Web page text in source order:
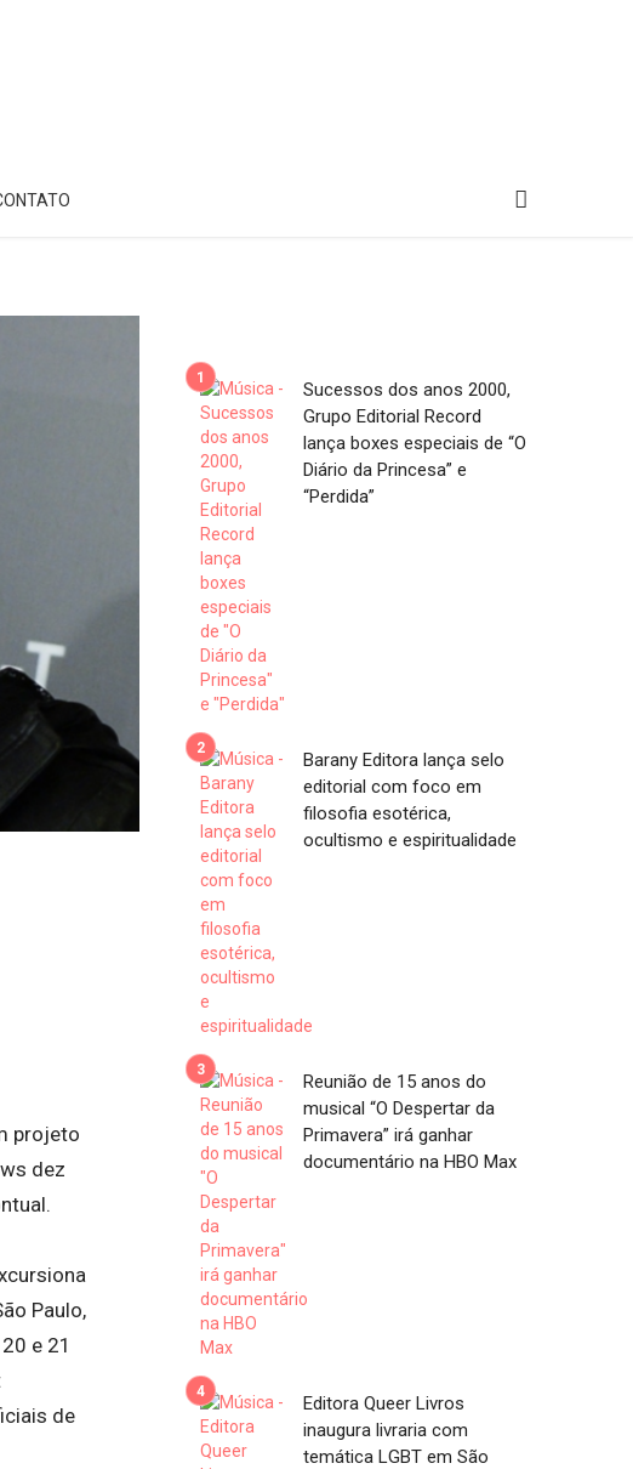
projeto
dez
Paulo,
e 21
de
Sucessos dos anos 2000,
Grupo Editorial Record
lança boxes especiais de “O
Diário da Princesa” e
“Perdida”
Barany Editora lança selo
editorial com foco em
filosofia esotérica,
ocultismo e espiritualidade
Reunião de 15 anos do
musical “O Despertar da
Primavera” irá ganhar
documentário na HBO Max
Editora Queer Livros
inaugura livraria com
temática LGBT em São